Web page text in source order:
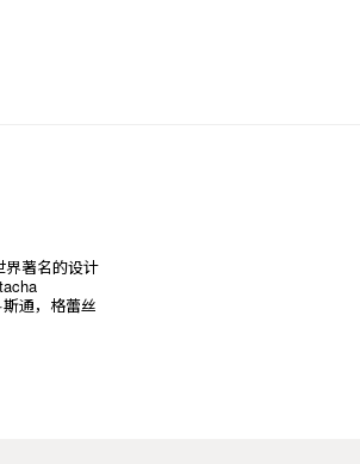
界著名的设计
通，格蕾丝